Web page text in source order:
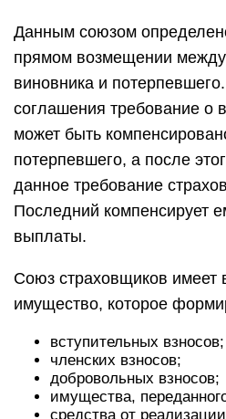
Данным союзом
прямом возмещении
виновника и
соглашения требование о
может быть
потерпевшего, а после
данное требование
Последний компенсирует
выплаты.
Союз страховщиков имеет
имущество, которое
вступительных взносов;
членских взносов;
добровольных взносов;
имущества,
средства от